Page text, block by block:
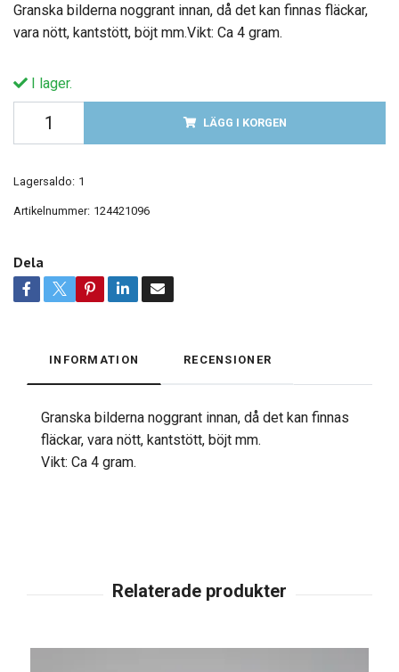
Granska bilderna noggrant innan, då det kan finnas fläckar,
vara nött, kantstött, böjt mm.Vikt: Ca 4 gram.
I lager.
LÄGG I KORGEN
Lagersaldo: 1
Artikelnummer: 124421096
Dela
INFORMATION RECENSIONER
Granska bilderna noggrant innan, då det kan finnas
fläckar, vara nött, kantstött, böjt mm.
Vikt: Ca 4 gram.